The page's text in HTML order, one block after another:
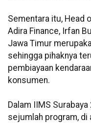
Sementara itu, Head
Adira Finance, Irfan
Jawa Timur
sehingga pihaknya
pembiayaan
konsumen.
Dalam IIMS
sejumlah program, di